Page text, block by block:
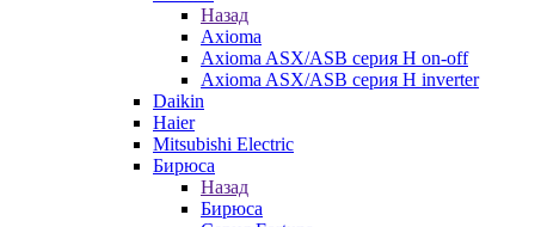
Назад
Axioma
Axioma ASX/ASB серия Н on-off
Axioma ASX/ASB серия Н inverter
Daikin
Haier
Mitsubishi Electric
Бирюса
Назад
Бирюса